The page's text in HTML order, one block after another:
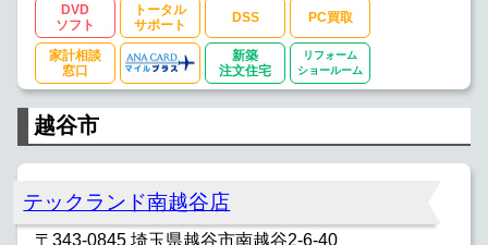
DVD
ソフト
トータル
サポート
DSS PC買取
家計相談
窓口
新築
注文住宅
リフォーム
ショールーム
越谷市
テックランド南越谷店
〒343-0845 埼玉県越谷市南越谷2-6-40